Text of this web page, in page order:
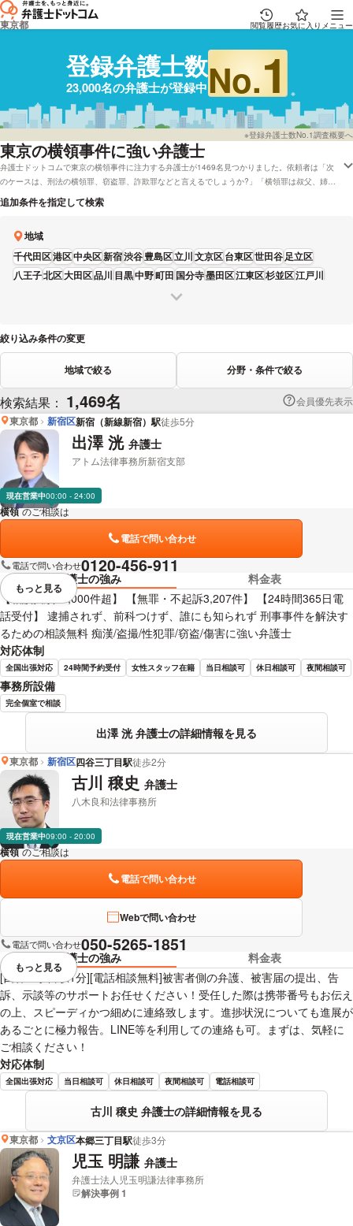
東京都 閲覧履歴お気に入り メニュー
登録弁護士数
23,000名の弁護士が登録中No.1
※登録弁護士数No.1調査概要へ
東京の横領事件に強い弁護士
弁護士ドットコムで東京の横領事件に注力する弁護士が1469名見つかりました。依頼者は「次
のケースは、刑法の横領罪、窃盗罪、詐欺罪などと言えるでしょうか?」「横領罪は叔父、姉の
場合、成立するのでしょうか?」といった質問をもっております。弁護士ドットコムでは初回相
談を無料で対応してくれる東京の弁護士や弁護士費用をカード払いで対応している弁護士といっ
や弁護士の選び方はリサーチしたけれど、東京周辺の弁護士を費用で比較したい」などのニーズ
にも応じることができます。弁護士の中には「もちろん、裁判においても反対尋問等を駆使して
戦う力は十分に備わっております。」とおっしゃる方もいます。横領事件でお困りの方は弁護士
ドットコムに登録全弁護士22,835人から、報酬基準や営業時間などの希望を踏まえて、希望に
適した弁護士、法律事務所に問合せをしてみてください。
追加条件を指定して検索
地域
千代田区港区中央区新宿渋谷豊島区立川文京区台東区世田谷足立区
八王子北区大田区品川 目黒中野町田 国分寺墨田区江東区杉並区江戸川
府中日野
絞り込み条件の変更
地域で絞る 分野・条件で絞る
検索結果： 1,469名 会員優先表示
東京都 新宿区新宿（新線新宿）駅徒歩5分
出澤 洸 弁護士
アトム法律事務所新宿支部
現在営業中00:00 - 24:00
横領 のご相談は
電話で問い合わせ
電話で問い合わせ0120-456-911
弁護士の強み
料金表
【相談実績40,000件超】 【無罪・不起訴3,207件】 【24時間365日電
話受付】 逮捕されず、前科つけず、誰にも知られず 刑事事件を解決す
るための相談無料 痴漢/盗撮/性犯罪/窃盗/傷害に強い弁護士
対応体制
全国出張対応 24時間予約受付 女性スタッフ在籍 当日相談可 休日相談可 夜間相談可
事務所設備
完全個室で相談
出澤 洸 弁護士の詳細情報を見る
視覚的に省略されている要素を
もっと見る
東京都 新宿区四谷三丁目駅徒歩2分
古川 穣史 弁護士
八木良和法律事務所
現在営業中09:00 - 20:00
横領 のご相談は
電話で問い合わせ
Webで問い合わせ
電話で問い合わせ050-5265-1851
弁護士の強み
料金表
[四谷三丁目駅1分][電話相談無料]被害者側の弁護、被害届の提出、告
訴、示談等のサポートお任せください！受任した際は携帯番号もお伝え
の上、スピーディかつ細めに連絡致します。進捗状況についても進展が
あるごとに極力報告。LINE等を利用しての連絡も可。まずは、気軽に
ご相談ください！
対応体制
全国出張対応 当日相談可 休日相談可 夜間相談可 電話相談可
古川 穣史 弁護士の詳細情報を見る
視覚的に省略されている要素を
もっと見る
東京都 文京区本郷三丁目駅徒歩3分
児玉 明謙 弁護士
弁護士法人児玉明謙法律事務所
解決事例 1